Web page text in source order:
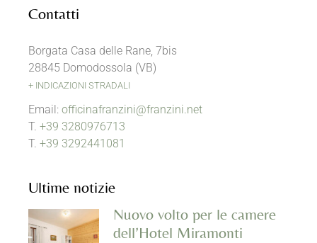
Contatti
Borgata Casa delle Rane, 7bis
28845 Domodossola (VB)
+ INDICAZIONI STRADALI
Email:officinafranzini@franzini.net
T.+39 3280976713
T.+39 3292441081
Ultime notizie
Nuovo volto per le camere
dell’Hotel Miramonti